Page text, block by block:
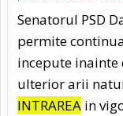
Senatorul PSD
permite
incepute inainte
ulterior arii
INTRAREA in